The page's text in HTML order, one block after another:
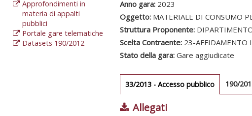
Approfondimenti in
materia di appalti
pubblici
Portale gare telematiche
Datasets 190/2012
Anno gara: 2023
Oggetto: MATERIALE DI CONSUMO
Struttura Proponente:
Scelta Contraente: 23-AFFIDAMENTO
Stato della gara: Gare aggiudicate
Gare gara
33/2013 - Accesso pubblico(scheda
attiva)
190/
Allegati